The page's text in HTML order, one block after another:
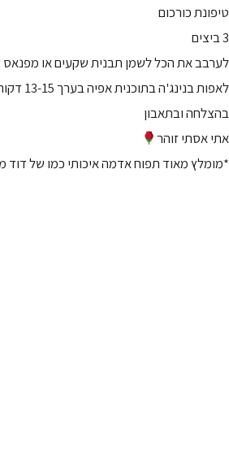
טיפונת כורכום
3 ביצים
לערבב את הכל לשמן תבנית שקעים או מפנאס קרטון
לאפות בנינג'ה בתוכנית אפיה בערך 13-15 דקות .
בהצלחה ובתאבון
אתי אסתי זוהר
*מומלץ מאוד תפוח אדמה איכותי כמו של דוד